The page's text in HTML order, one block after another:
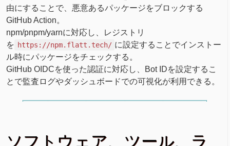
由にすることで、悪意あるパッケージをブロックする
GitHub Action。
npm/pnpm/yarnに対応し、レジストリ
を https://npm.flatt.tech/ に設定することでインストー
ル時にパッケージをチェックする。
GitHub OIDCを使った認証に対応し、Bot IDを設定するこ
とで監査ログやダッシュボードでの可視化が利用できる。
ソフトウェア、ツール、ラ